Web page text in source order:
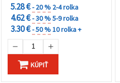
5.28 €- 20 % 2-4 rolka
4.62 €- 30 %5-9 rolka
3.30 €- 50 %10 rolka +
KÚPIŤ